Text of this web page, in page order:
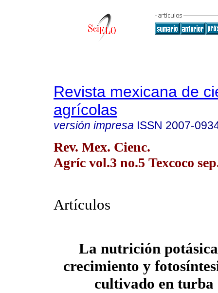
Revista mexicana de
agrícolas
versión impresa ISSN 2007-
Rev. Mex. Cienc.
Agríc vol.3 no.5 Texcoco
Artículos
La nutrición
crecimiento y
cultivado en